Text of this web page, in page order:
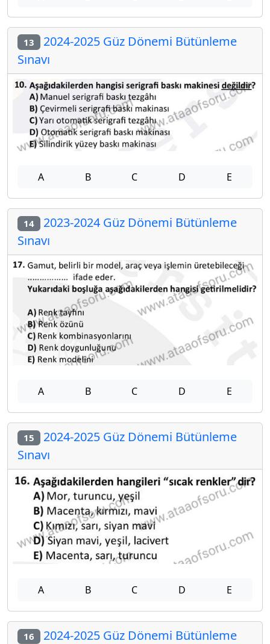
13 2024-2025 Güz Dönemi Bütünleme
Sınavı
A B C D E
14 2023-2024 Güz Dönemi Bütünleme
Sınavı
A B C D E
15 2024-2025 Güz Dönemi Bütünleme
Sınavı
A B C D E
16 2024-2025 Güz Dönemi Bütünleme